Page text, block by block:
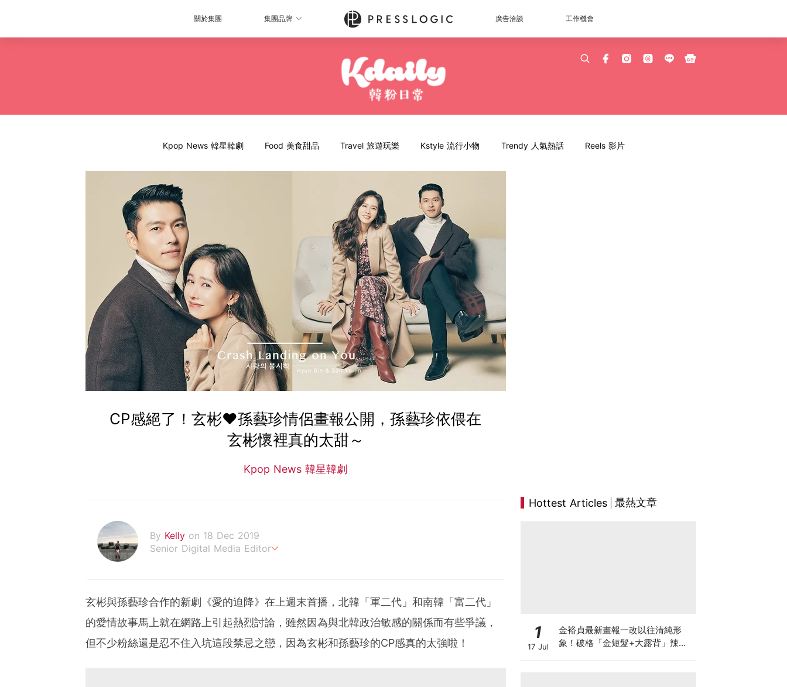
關於集團 集團品牌 廣告洽談 工作機會
Kpop News 韓星韓劇 Food 美食甜品 Travel 旅遊玩樂 Kstyle 流行小物 Trendy 人氣熱話 Reels 影片
CP感絕了！玄彬♥孫藝珍情侶畫報公開，孫藝珍依偎在
玄彬懷裡真的太甜～
Kpop News 韓星韓劇
By Kelly on 18 Dec 2019
Senior Digital Media Editor
玄彬與孫藝珍合作的新劇《愛的迫降》在上週末首播，北韓「軍二代」和南韓「富二代」
的愛情故事馬上就在網路上引起熱烈討論，雖然因為與北韓政治敏感的關係而有些爭議，
但不少粉絲還是忍不住入坑這段禁忌之戀，因為玄彬和孫藝珍的CP感真的太強啦！
Hottest Articles 最熱文章
1
17 Jul
金裕貞最新畫報一改以往清純形
象！破格「金短髮+大露背」辣翻